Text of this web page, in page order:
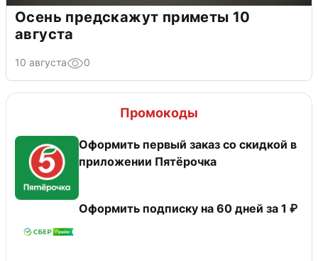
Осень предскажут приметы 10
августа
10 августа 0
Промокоды
Оформить первый заказ со скидкой в
приложении Пятёрочка
Оформить подписку на 60 дней за 1 ₽